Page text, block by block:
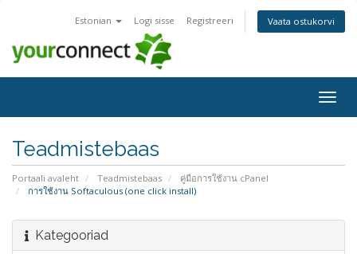
Estonian Logi sisse Registreeri Vaata ostukorvi
Teadmistebaas
Portaali avaleht Teadmistebaas
คู่มือการใช้งาน cPanel
การใช้งาน Softaculous (one click install)
Kategooriad